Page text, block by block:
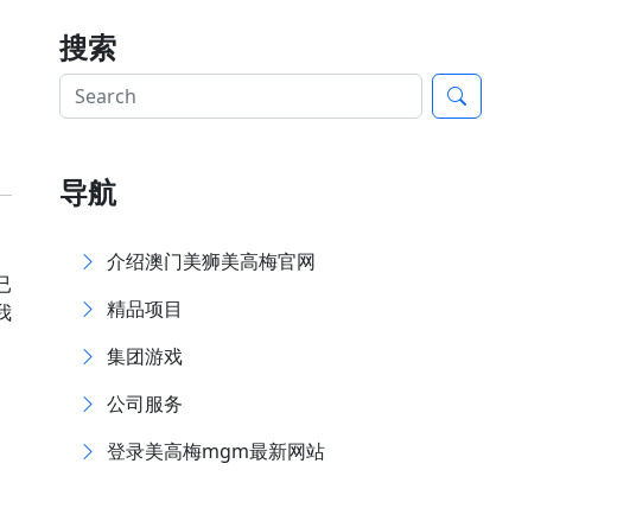
搜索
导航
介绍澳门美狮美高梅官网
精品项目
集团游戏
公司服务
登录美高梅mgm最新网站